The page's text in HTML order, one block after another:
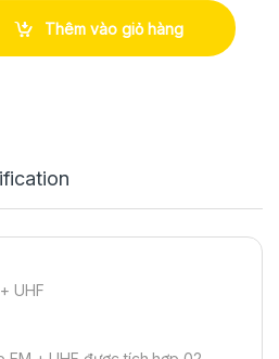
Thêm vào giỏ hàng